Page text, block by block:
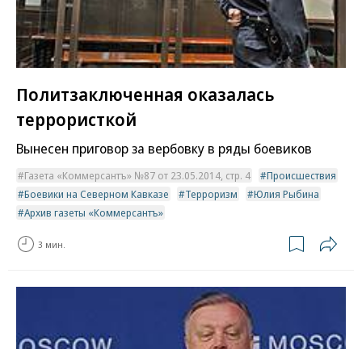
Политзаключенная оказалась
террористкой
Вынесен приговор за вербовку в ряды боевиков
Газета «Коммерсантъ» №87 от 23.05.2014, стр. 4
Происшествия
Боевики на Северном Кавказе
Терроризм
Юлия Рыбина
Архив газеты «Коммерсантъ»
3 мин.